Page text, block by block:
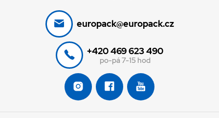
europack@europack.cz
+420 469 623 490
po-pá 7-15 hod